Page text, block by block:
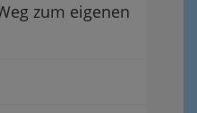
zum eigenen